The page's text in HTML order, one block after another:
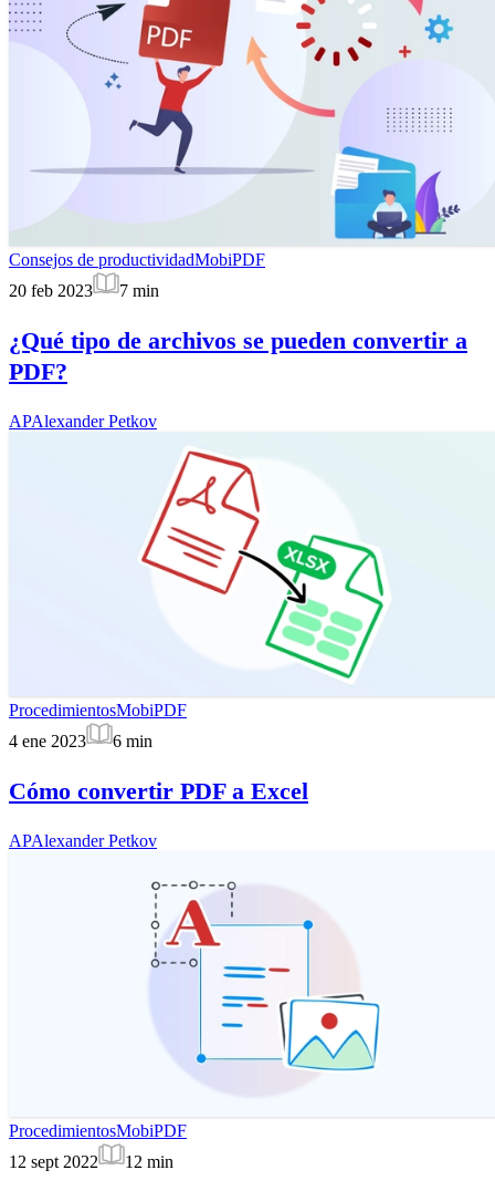
Consejos de productividadMobiPDF
20 feb 2023
7 min
¿Qué tipo de archivos se pueden convertir a
PDF?
APAlexander Petkov
ProcedimientosMobiPDF
4 ene 2023
6 min
Cómo convertir PDF a Excel
APAlexander Petkov
ProcedimientosMobiPDF
12 sept 2022
12 min